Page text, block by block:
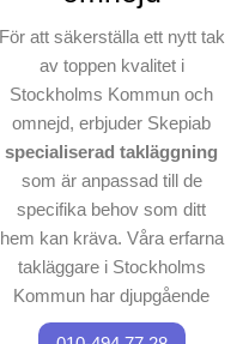
För att säkerställa ett nytt tak
av toppen kvalitet i
Stockholms Kommun och
omnejd, erbjuder Skepiab
specialiserad takläggning
som är anpassad till de
specifika behov som ditt
hem kan kräva. Våra erfarna
takläggare i Stockholms
Kommun har djupgående
förståelseom olika material